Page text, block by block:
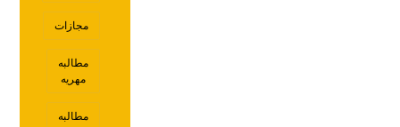
مجازات
مطالبه
مهریه
مطالبه